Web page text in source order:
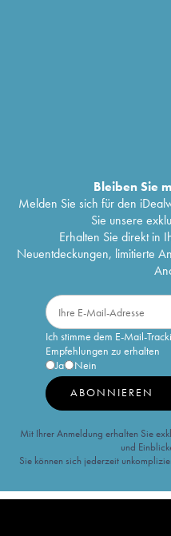
Bleiben Sie
Melden Sie sich für den
Sie unsere
Erhalten Sie direkt in
Neuentdeckungen, limitierte
Ich stimme dem E-Mail-
Empfehlungen zu erhalten
Ja
Nein
ABONNIEREN
Mit Ihrer Anmeldung erhalten Sie
und
Sie können sich jederzeit